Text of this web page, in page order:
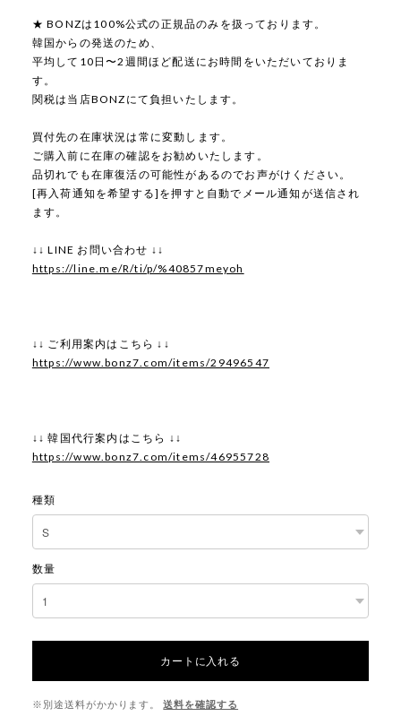
★ BONZは100%公式の正規品のみを扱っております。
韓国からの発送のため、
平均して10日〜2週間ほど配送にお時間をいただいておりま
す。
関税は当店BONZにて負担いたします。
買付先の在庫状況は常に変動します。
ご購入前に在庫の確認をお勧めいたします。
品切れでも在庫復活の可能性があるのでお声がけください。
[再入荷通知を希望する]を押すと自動でメール通知が送信され
ます。
↓↓ LINE お問い合わせ ↓↓
https://line.me/R/ti/p/%40857meyoh
↓↓ ご利用案内はこちら ↓↓
https://www.bonz7.com/items/29496547
↓↓ 韓国代行案内はこちら ↓↓
https://www.bonz7.com/items/46955728
種類
数量
カートに入れる
※別途送料がかかります。 送料を確認する